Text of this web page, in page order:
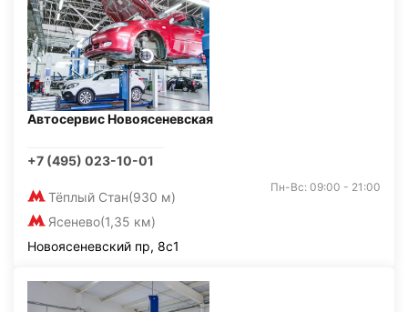
Автосервис Новоясеневская
+7 (495) 023-10-01
Тёплый Стан(930 м)
Ясенево(1,35 км)
Пн-Вс: 09:00 - 21:00
Новоясеневский пр, 8с1